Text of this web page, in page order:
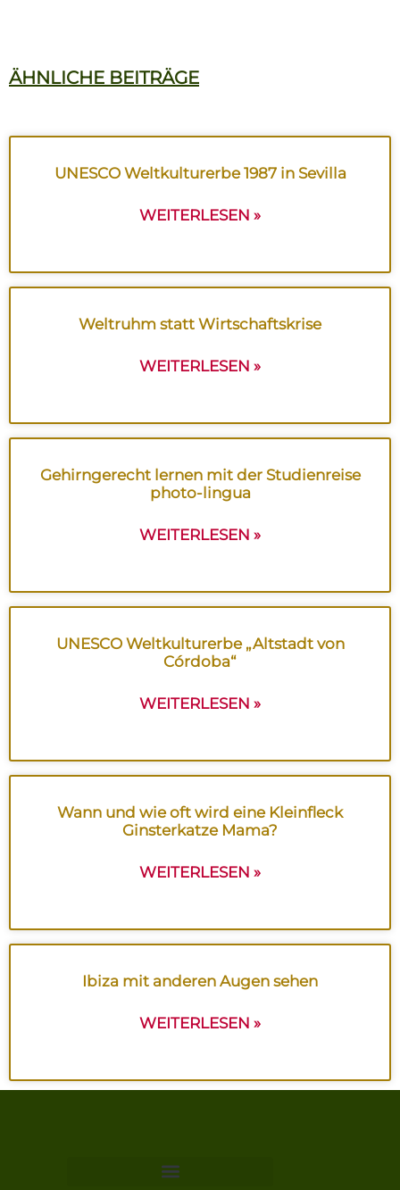
ÄHNLICHE BEITRÄGE
UNESCO Weltkulturerbe 1987 in Sevilla
WEITERLESEN »
Weltruhm statt Wirtschaftskrise
WEITERLESEN »
Gehirngerecht lernen mit der Studienreise
photo-lingua
WEITERLESEN »
UNESCO Weltkulturerbe „Altstadt von
Córdoba“
WEITERLESEN »
Wann und wie oft wird eine Kleinfleck
Ginsterkatze Mama?
WEITERLESEN »
Ibiza mit anderen Augen sehen
WEITERLESEN »